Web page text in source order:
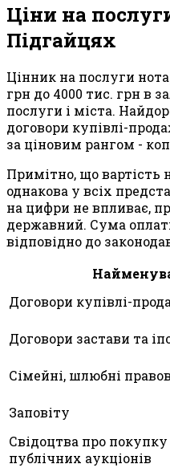
Ціни на
Підгайцях
Цінник на послуги
грн до 4000 тис. грн в
послуги і міста.
договори купівлі-
за ціновим рангом -
Примітно, що вартість
однакова у всіх
на цифри не впливає,
державний. Сума
відповідно до
Договори купівлі-
Договори застави та
Сімейні, шлюбні
Заповіту
Свідоцтва про
публічних аукціонів